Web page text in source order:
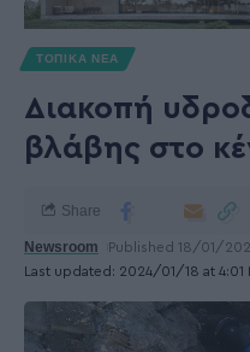
ΤΟΠΙΚΑ ΝΕΑ
Διακοπή
βλάβης στο
Last updated: 2024/01/18 at 4:01
Newsroom Published 18/01/
Share